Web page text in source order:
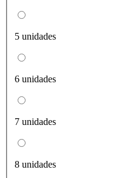
5 unidades
6 unidades
7 unidades
8 unidades